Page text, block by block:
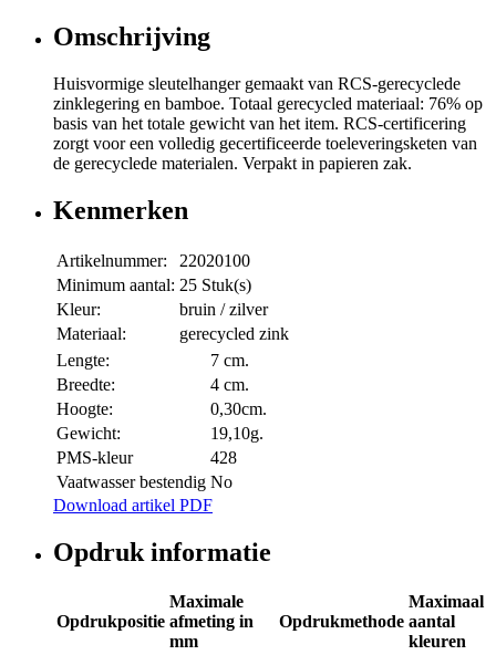
Omschrijving
Huisvormige sleutelhanger gemaakt van RCS-gerecyclede
zinklegering en bamboe. Totaal gerecycled materiaal: 76% op
basis van het totale gewicht van het item. RCS-certificering
zorgt voor een volledig gecertificeerde toeleveringsketen van
de gerecyclede materialen. Verpakt in papieren zak.
Kenmerken
Artikelnummer:
22020100
Minimum aantal: 25 Stuk(s)
Kleur:
bruin / zilver
Materiaal:
gerecycled zink
Lengte:
7 cm.
Breedte:
4 cm.
Hoogte:
0,30cm.
Gewicht:
19,10g.
PMS-kleur
428
Vaatwasser bestendig No
Download artikel PDF
Opdruk informatie
Opdrukpositie
Maximale
afmeting in
mm
Opdrukmethode
Maximaal
aantal
kleuren